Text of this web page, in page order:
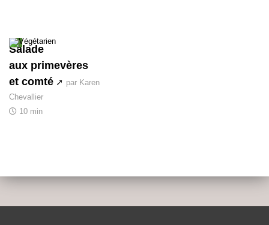
Salade
aux primevères
et comté
par Karen
Chevallier
10 min